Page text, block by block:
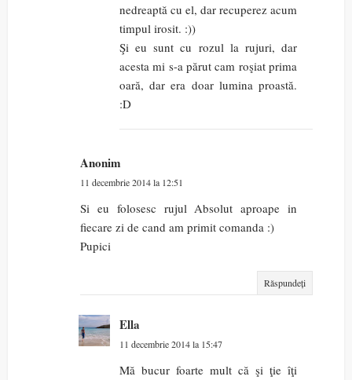
nedreaptă cu el, dar recuperez acum
timpul irosit. :))
Şi eu sunt cu rozul la rujuri, dar
acesta mi s-a părut cam roşiat prima
oară, dar era doar lumina proastă.
:D
Anonim
11 decembrie 2014 la 12:51
Si eu folosesc rujul Absolut aproape in
fiecare zi de cand am primit comanda :)
Pupici
Răspundeți
Ella
11 decembrie 2014 la 15:47
Mă bucur foarte mult că şi ţie îţi